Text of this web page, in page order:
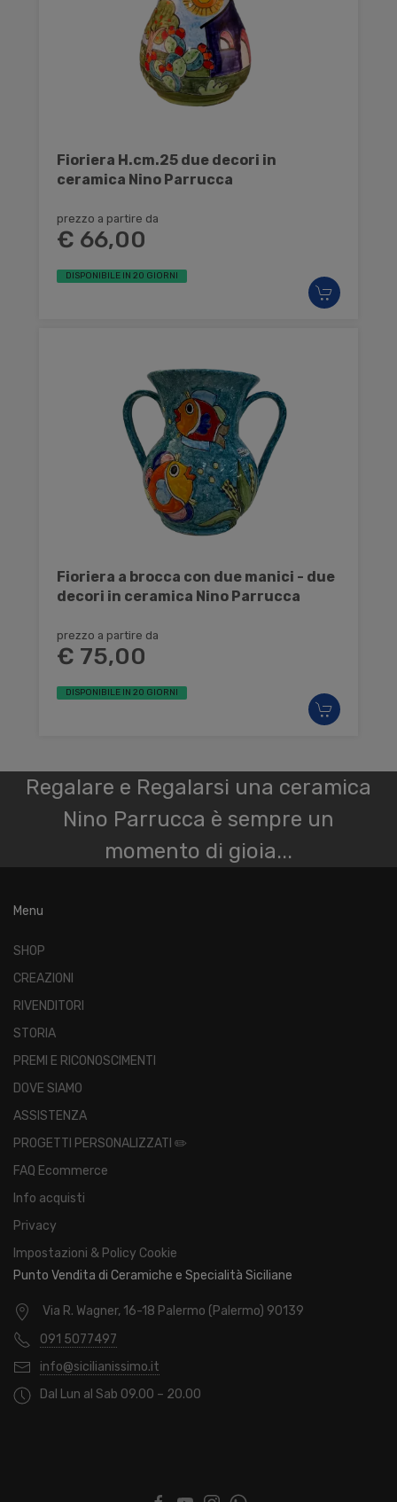
Fioriera H.cm.25 due decori in
ceramica Nino Parrucca
prezzo a partire da
€ 66,00
DISPONIBILE IN 20 GIORNI
Fioriera a brocca con due manici - due
decori in ceramica Nino Parrucca
prezzo a partire da
€ 75,00
DISPONIBILE IN 20 GIORNI
Regalare e Regalarsi una ceramica
Nino Parrucca è sempre un
momento di gioia...
Menu
SHOP
CREAZIONI
RIVENDITORI
STORIA
PREMI E RICONOSCIMENTI
DOVE SIAMO
ASSISTENZA
PROGETTI PERSONALIZZATI ✏️
FAQ Ecommerce
Info acquisti
Privacy
Impostazioni & Policy Cookie
Punto Vendita di Ceramiche e Specialità Siciliane
Via R. Wagner, 16-18 Palermo (Palermo) 90139
091 5077497
info@sicilianissimo.it
Dal Lun al Sab 09.00 – 20.00